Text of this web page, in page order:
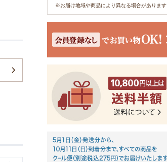
※お届け地域や商品により異なる場合があります